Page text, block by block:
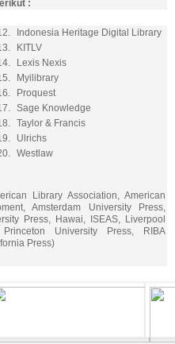
:
Indonesia Heritage Digital Library
KITLV
Lexis Nexis
Myilibrary
Proquest
Sage Knowledge
Taylor & Francis
Ulrichs
Westlaw
Library Association, American
Amsterdam University Press,
Press, Hawai, ISEAS, Liverpool
University Press, RIBA
Press)